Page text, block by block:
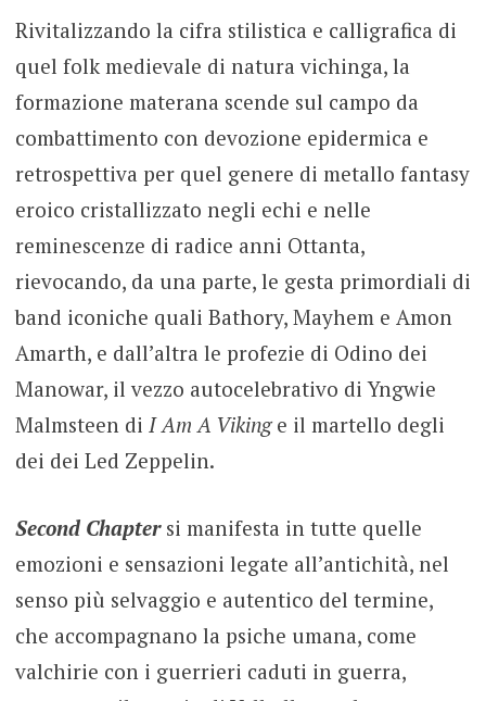
Rivitalizzando la cifra stilistica e calligrafica di
quel folk medievale di natura vichinga, la
formazione materana scende sul campo da
combattimento con devozione epidermica e
retrospettiva per quel genere di metallo fantasy
eroico cristallizzato negli echi e nelle
reminescenze di radice anni Ottanta,
rievocando, da una parte, le gesta primordiali di
band iconiche quali Bathory, Mayhem e Amon
Amarth, e dall’altra le profezie di Odino dei
Manowar, il vezzo autocelebrativo di Yngwie
Malmsteen di I Am A Vikinge il martello degli
dei dei Led Zeppelin.
Second Chaptersi manifesta in tutte quelle
emozioni e sensazioni legate all’antichità, nel
senso più selvaggio e autentico del termine,
che accompagnano la psiche umana, come
valchirie con i guerrieri caduti in guerra,